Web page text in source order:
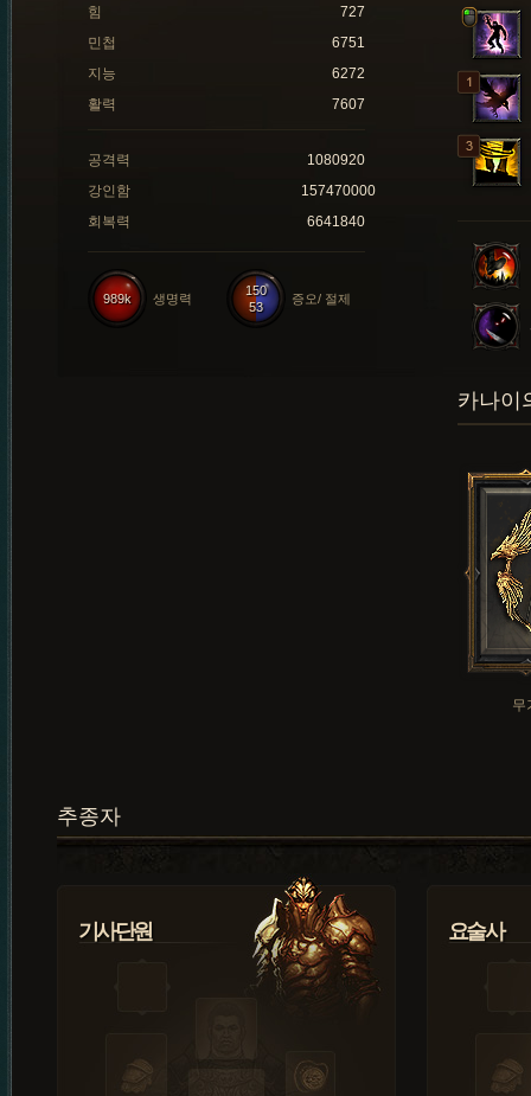
힘
727
민첩
6751
지능
6272
활력
7607
공격력
1080920
강인함
157470000
회복력
6641840
150
53
증오/ 절제
989k 생명력
카나이
무
추종자
기사단원 요술사